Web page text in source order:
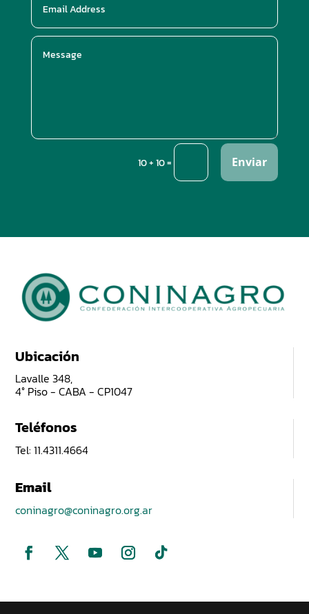
10 + 10= Enviar
Ubicación
Lavalle 348,
4° Piso - CABA - CP1047
Teléfonos
Tel: 11.4311.4664
Email
coninagro@coninagro.org.ar